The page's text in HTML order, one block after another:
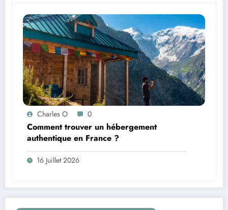
Charles O 0
Comment trouver un hébergement
authentique en France ?
16 Juillet 2026